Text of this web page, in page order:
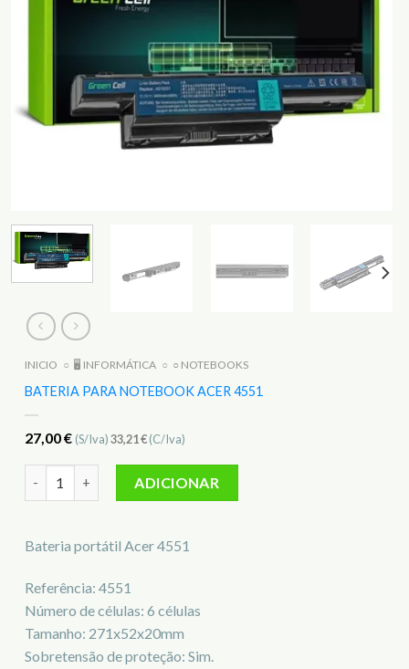
INICIO ○ 🖥️ INFORMÁTICA ○ ○ NOTEBOOKS
BATERIA PARA NOTEBOOK ACER 4551
27,00€ (S/Iva)33,21€(C/Iva)
ADICIONAR
Bateria portátil Acer 4551
Referência: 4551
Número de células: 6 células
Tamanho: 271x52x20mm
Sobretensão de proteção: Sim.